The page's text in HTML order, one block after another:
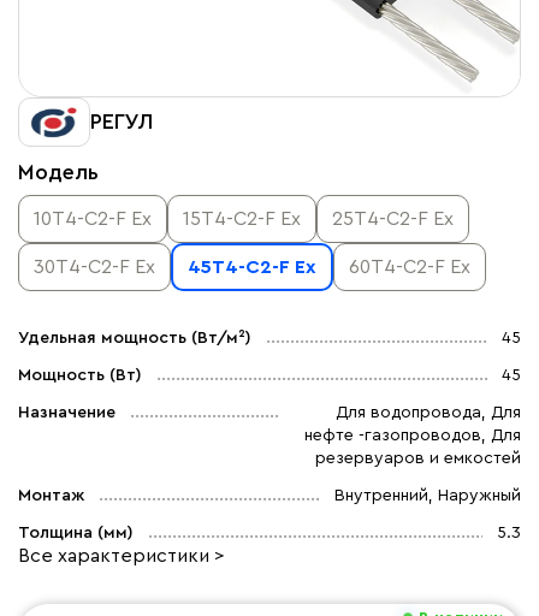
РЕГУЛ
Модель
10Т4-С2-F Ex 15Т4-С2-F Ex 25Т4-С2-F Ex
30Т4-С2-F Ex 45Т4-С2-F Ex 60Т4-С2-F Ex
Удельная мощность (Вт/м²) 45
Мощность (Вт) 45
Назначение
Для водопровода, Для
нефте -газопроводов, Для
резервуаров и емкостей
Монтаж Внутренний, Наружный
Толщина (мм) 5.3
Все характеристики >